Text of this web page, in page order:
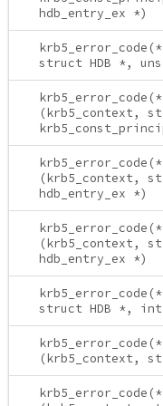
hdb_entry_ex *)
struct HDB *,
krb5_error_code(*
(krb5_context,
(krb5_context,
hdb_entry_ex *)
(krb5_context,
hdb_entry_ex *)
struct HDB *,
(krb5_context,
krb5_error_code(*